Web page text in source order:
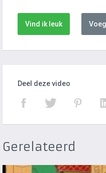
Vind ik leuk
Deel deze video
Gerelateerd